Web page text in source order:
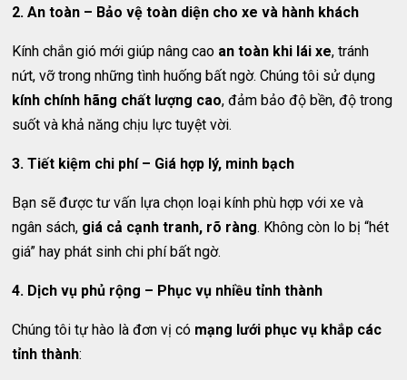
2. An toàn – Bảo vệ toàn diện cho xe và hành khách
Kính chắn gió mới giúp nâng cao an toàn khi lái xe, tránh
nứt, vỡ trong những tình huống bất ngờ. Chúng tôi sử dụng
kính chính hãng chất lượng cao, đảm bảo độ bền, độ trong
suốt và khả năng chịu lực tuyệt vời.
3. Tiết kiệm chi phí – Giá hợp lý, minh bạch
Bạn sẽ được tư vấn lựa chọn loại kính phù hợp với xe và
ngân sách, giá cả cạnh tranh, rõ ràng. Không còn lo bị “hét
giá” hay phát sinh chi phí bất ngờ.
4. Dịch vụ phủ rộng – Phục vụ nhiều tỉnh thành
Chúng tôi tự hào là đơn vị có mạng lưới phục vụ khắp các
tỉnh thành: